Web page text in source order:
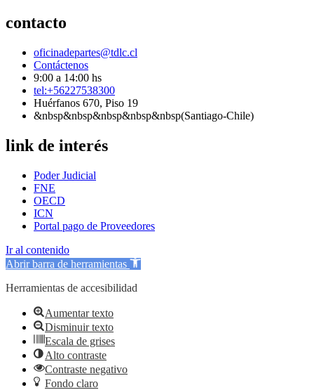
contacto
oficinadepartes@tdlc.cl
Contáctenos
9:00 a 14:00 hs
tel:+56227538300
Huérfanos 670, Piso 19
&nbsp&nbsp&nbsp&nbsp&nbsp(Santiago-Chile)
link de interés
Poder Judicial
FNE
OECD
ICN
Portal pago de Proveedores
Ir al contenido
Abrir barra de herramientas
Herramientas de accesibilidad
Aumentar texto
Disminuir texto
Escala de grises
Alto contraste
Contraste negativo
Fondo claro